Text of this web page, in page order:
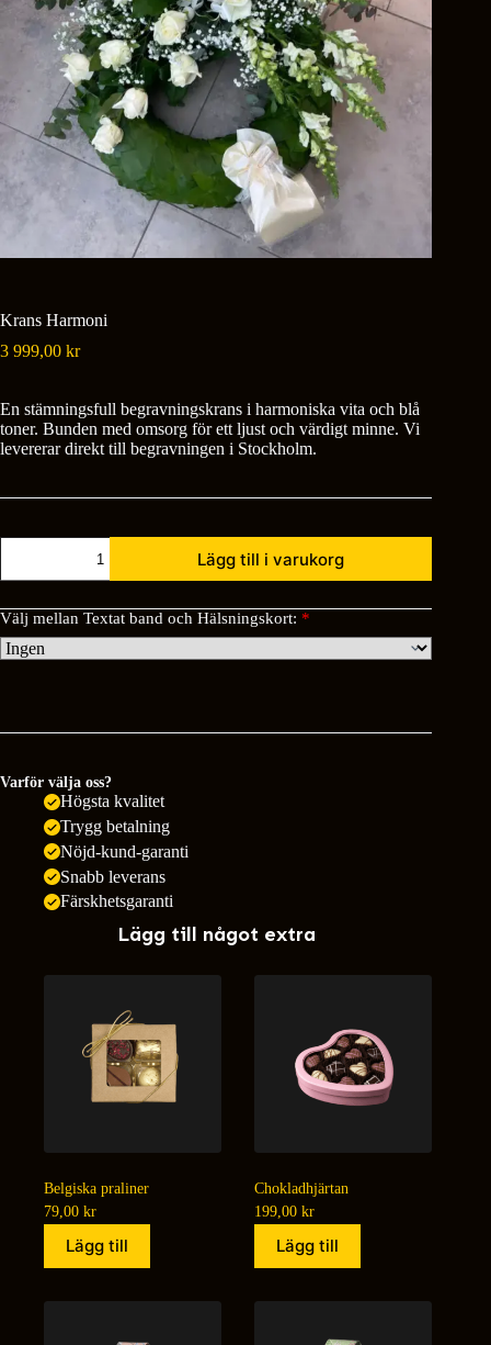
Krans Harmoni
3 999,00 kr
En stämningsfull begravningskrans i harmoniska vita och blå
toner. Bunden med omsorg för ett ljust och värdigt minne. Vi
levererar direkt till begravningen i Stockholm.
mängd
Lägg till i varukorg
Välj mellan Textat band och Hälsningskort: *
Varför välja oss?
Högsta kvalitet
Trygg betalning
Nöjd-kund-garanti
Snabb leverans
Färskhetsgaranti
Lägg till något extra
Belgiska praliner
79,00 kr
Lägg till
Chokladhjärtan
199,00kr
Lägg till